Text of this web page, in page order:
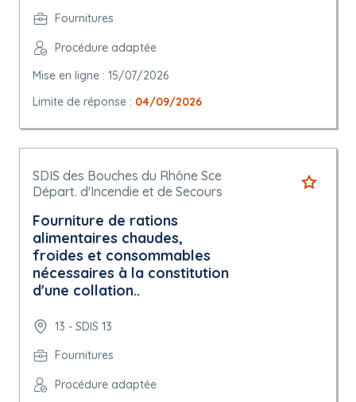
Fournitures
Procédure adaptée
Mise en ligne : 15/07/2026
Limite de réponse : 04/09/2026
SDIS des Bouches du Rhône Sce
Départ. d'Incendie et de Secours
Fourniture de rations
alimentaires chaudes,
froides et consommables
nécessaires à la constitution
d'une collation..
13 - SDIS 13
Fournitures
Procédure adaptée